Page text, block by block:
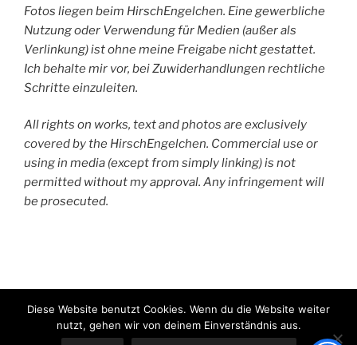
Fotos liegen beim HirschEngelchen. Eine gewerbliche
Nutzung oder Verwendung für Medien (außer als
Verlinkung) ist ohne meine Freigabe nicht gestattet.
Ich behalte mir vor, bei Zuwiderhandlungen rechtliche
Schritte einzuleiten.
All rights on works, text and photos are exclusively
covered by the HirschEngelchen. Commercial use or
using in media (except from simply linking) is not
permitted without my approval. Any infringement will
be prosecuted.
Diese Website benutzt Cookies. Wenn du die Website weiter
nutzt, gehen wir von deinem Einverständnis aus.